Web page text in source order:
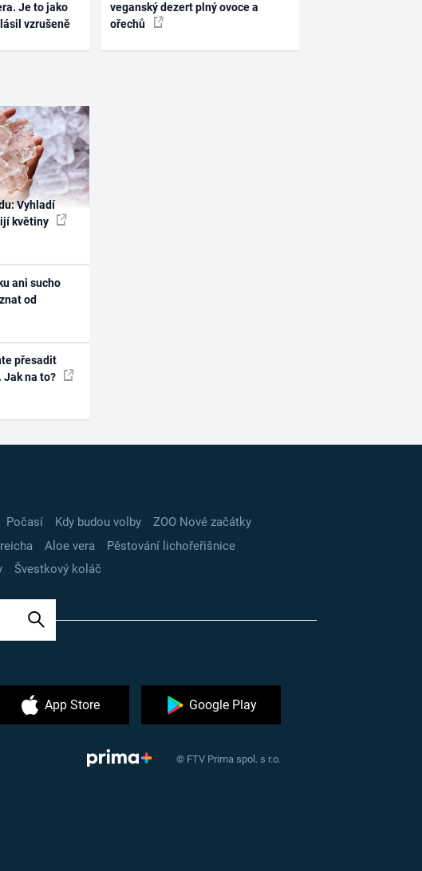
Je to jako
vzrušeně
veganský dezert plný ovoce a
ořechů
Vyhladí
květiny
ani sucho
od
přesadit
Jak na to?
Počasí Kdy budou volby
ZOO Nové začátky
Aloe vera
Pěstování lichořeřišnice
Švestkový koláč
App Store Google Play
© FTV Prima spol. s r.o.